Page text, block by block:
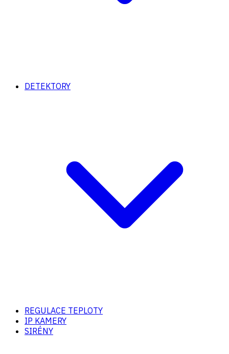
DETEKTORY
REGULACE TEPLOTY
IP KAMERY
SIRÉNY